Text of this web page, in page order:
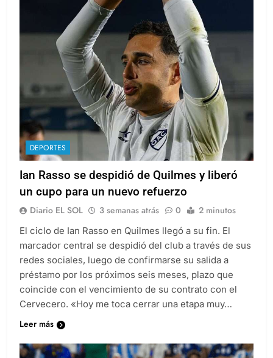
DEPORTES
Ian Rasso se despidió de Quilmes y liberó
un cupo para un nuevo refuerzo
Diario EL SOL 3 semanas atrás 0 2 minutos
El ciclo de Ian Rasso en Quilmes llegó a su fin. El
marcador central se despidió del club a través de sus
redes sociales, luego de confirmarse su salida a
préstamo por los próximos seis meses, plazo que
coincide con el vencimiento de su contrato con el
Cervecero. «Hoy me toca cerrar una etapa muy…
Leer más